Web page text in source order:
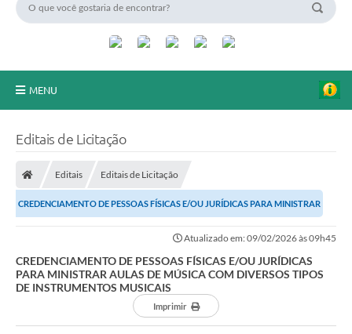
MENU
Ouvidoria
Legislação
Carta de Serviços
Editais de Licitação
Editais Editais de Licitação
CREDENCIAMENTO DE PESSOAS FÍSICAS E/OU JURÍDICAS PARA MINISTRAR
Atualizado em: 09/02/2026 às 09h45
CREDENCIAMENTO DE PESSOAS FÍSICAS E/OU JURÍDICAS
PARA MINISTRAR AULAS DE MÚSICA COM DIVERSOS TIPOS
DE INSTRUMENTOS MUSICAIS
Imprimir